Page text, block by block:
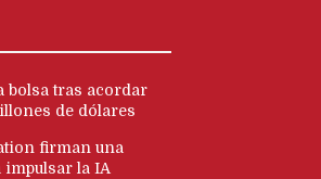
bolsa tras acordar
de dólares
firman una
impulsar la IA